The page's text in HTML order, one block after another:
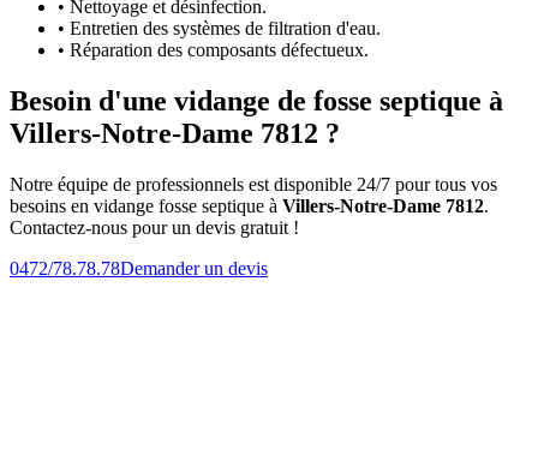
• Nettoyage et désinfection.
• Entretien des systèmes de filtration d'eau.
• Réparation des composants défectueux.
Besoin d'une vidange de fosse septique à
Villers-Notre-Dame 7812 ?
Notre équipe de professionnels est disponible 24/7 pour tous vos
besoins en vidange fosse septique à Villers-Notre-Dame 7812.
Contactez-nous pour un devis gratuit !
0472/78.78.78Demander un devis